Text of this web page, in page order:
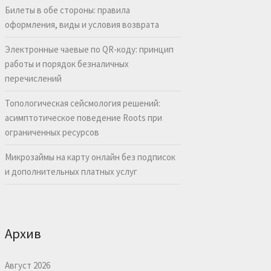
Билеты в обе стороны: правила
оформления, виды и условия возврата
Электронные чаевые по QR-коду: принцип
работы и порядок безналичных
перечислений
Топологическая сейсмология решений:
асимптотическое поведение Roots при
ограниченных ресурсов
Микрозаймы на карту онлайн без подписок
и дополнительных платных услуг
Архив
Август 2026